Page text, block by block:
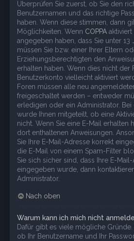
Überprüfen Sie zuerst, ob Sie den
Benutzernamen und das richtige
haben. Wenn diese stimmen, dann
Möglichkeiten. Wenn COPPA aktiviert
angegeben haben, dass Sie unter 13
müssen Sie bzw. einer Ihrer Eltern
Erziehungsberechtigten den
erhalten haben. Wenn dies nicht der
Benutzerkonto vielleicht aktiviert
Foren müssen alle neu
freigeschaltet werden – entweder
erledigen oder ein Administrator. Bei
wurde Ihnen mitgeteilt, ob eine
nicht. Wenn Sie eine E-Mail erhalten
dort enthaltenen Anweisungen.
Sie Ihre E-Mail-Adresse korrekt
die E-Mail von einem Spam-Filter
Sie sich sicher sind, dass Ihre E-
eingegeben wurde, dann
Administrator.
Nach oben
Warum kann ich mich nicht
Dafür gibt es viele mögliche Gründe.
ob Ihr Benutzername und Ihr